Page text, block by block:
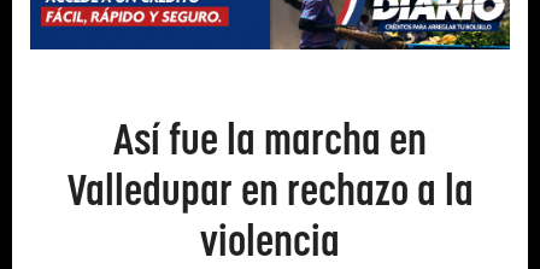
Así fue la marcha en
Valledupar en rechazo a la
violencia